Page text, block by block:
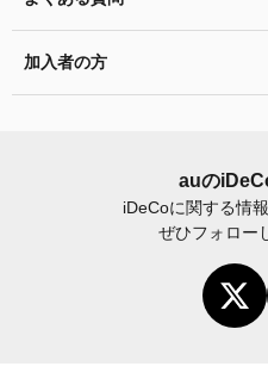
加入者サイトの使い方ガイド
指定運用方法について
加入者の方
加入後の諸変更手続き
お申し込み後に届く書類につ
年末調整・確定申告の書き方
老齢給付金の請求手続き
auの
iDeCoに関する情
ぜひフォロー